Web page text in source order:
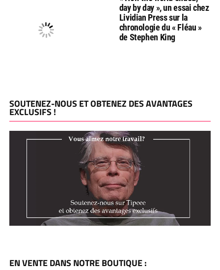
day by day », un essai chez
Lividian Press sur la
chronologie du « Fléau »
de Stephen King
SOUTENEZ-NOUS ET OBTENEZ DES AVANTAGES
EXCLUSIFS !
EN VENTE DANS NOTRE BOUTIQUE :